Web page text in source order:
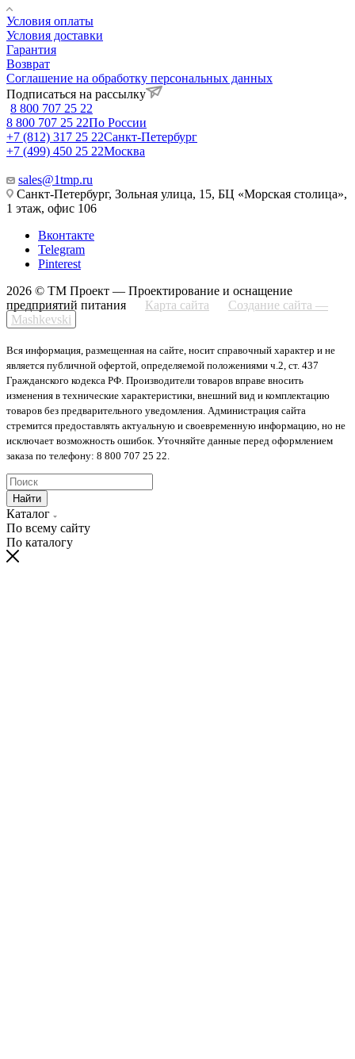
Условия оплаты
Условия доставки
Гарантия
Возврат
Соглашение на обработку персональных данных
Подписаться на рассылку
8 800 707 25 22
8 800 707 25 22По России
+7 (812) 317 25 22Санкт-Петербург
+7 (499) 450 25 22Москва
sales@1tmp.ru
Санкт-Петербург, Зольная улица, 15, БЦ «Морская столица»,
1 этаж, офис 106
Вконтакте
Telegram
Pinterest
2026 © ТМ Проект — Проектирование и оснащение
предприятий питания
Карта сайта
Создание сайта —
Mashkevski
Вся информация, размещенная на сайте, носит справочный характер и не
является публичной офертой, определяемой положениями ч.2, ст. 437
Гражданского кодекса РФ. Производители товаров вправе вносить
изменения в технические характеристики, внешний вид и комплектацию
товаров без предварительного уведомления. Администрация сайта
стремится предоставлять актуальную и своевременную информацию, но не
исключает возможность ошибок. Уточняйте данные перед оформлением
заказа по телефону: 8 800 707 25 22.
Найти
Каталог
По всему сайту
По каталогу